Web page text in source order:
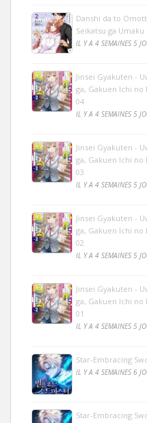
Danshi da to
Seikatsu ga
IL Y A 4 SEMAINES 5
Jinsei Gyakuten -
ga, Gakuen Ichi no
04
IL Y A 4 SEMAINES 5
Jinsei Gyakuten -
ga, Gakuen Ichi no
03
IL Y A 4 SEMAINES 5
Jinsei Gyakuten -
ga, Gakuen Ichi no
02
IL Y A 4 SEMAINES 5
Jinsei Gyakuten -
ga, Gakuen Ichi no
01
IL Y A 4 SEMAINES 5
Star-Embracing
IL Y A 4 SEMAINES 6
Star-Embracing